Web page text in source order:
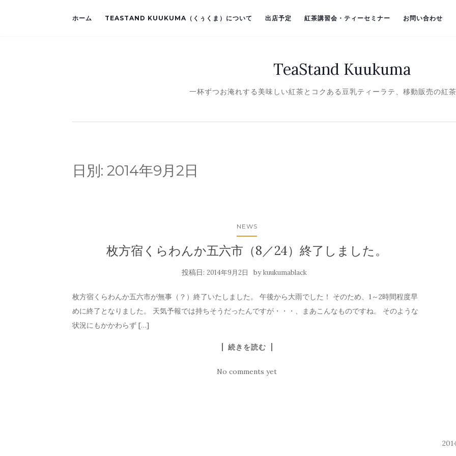
ホーム TEASTAND KUUKUMA（くぅくま）について 出店予定 紅茶講習会・ティーセミナー お問い合わせ
TeaStand Kuukuma
一杯ずつお淹れする美味しい紅茶とコクある豆乳ティーラテ、移動販売の紅
日別: 2014年9月2日
NEWS
枚方宿くらわんか五六市（8／24）終了しました。
投稿日:2014年9月2日 bykuukumablack
枚方宿くらわんか五六市が無事（？）終了いたしました。 午後から大雨でした！ そのため、1～2時間程度早
めに終了となりました。 天気予報では持ちそうだったんですが・・・、まあこんなものですね。 そのような
状況にもかかわらず […]
続きを読む
No comments yet